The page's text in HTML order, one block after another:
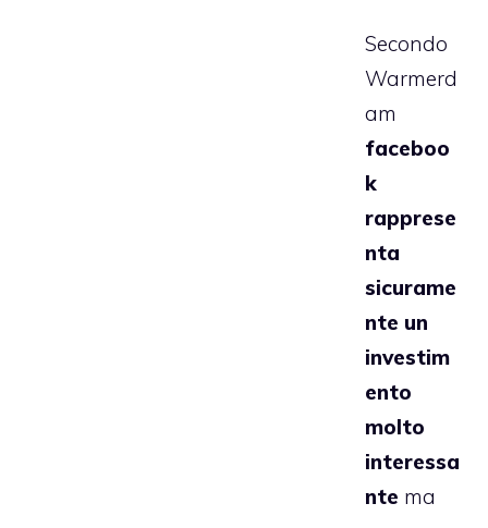
Secondo
Warmerd
am
faceboo
k
rapprese
nta
sicurame
nte un
investim
ento
molto
interessa
nte ma